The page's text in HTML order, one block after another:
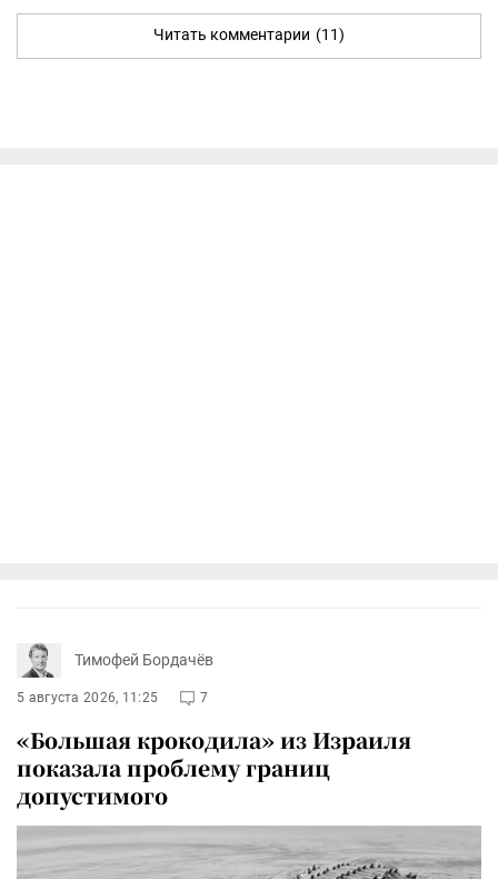
Читать комментарии (11)
Тимофей Бордачёв
5 августа 2026, 11:25 7
«Большая крокодила» из Израиля
показала проблему границ
допустимого